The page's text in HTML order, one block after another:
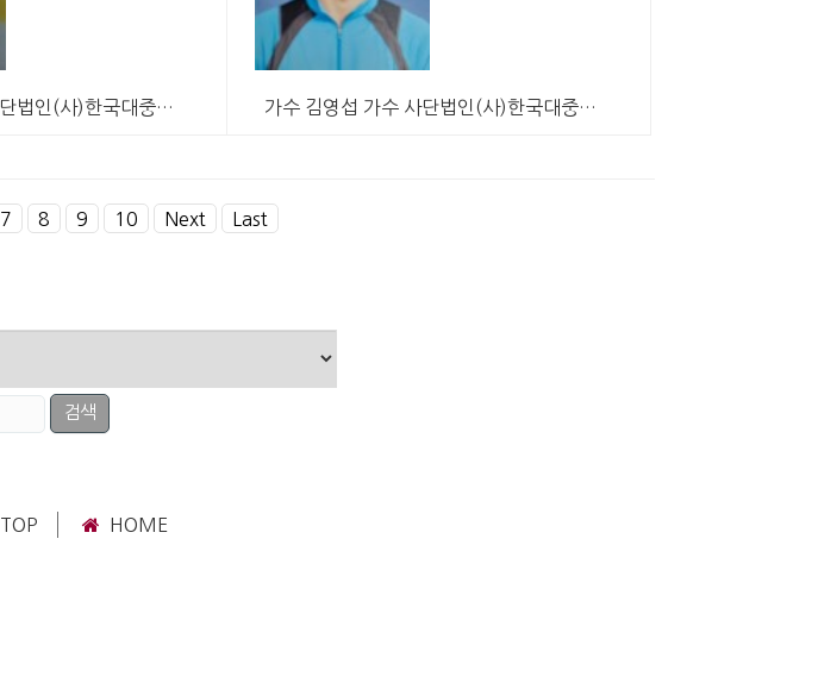
가수 김중수 가수 사단법인(사)한국대중음악인연합회 시흥… 가수 김영섭 가수 사단법인(사)한국대중음악인연합회 시흥…
7 8 9 10 Next Last
TOP HOME